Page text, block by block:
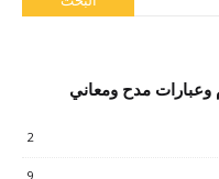
وعبارات مدح ومعاني
2
9